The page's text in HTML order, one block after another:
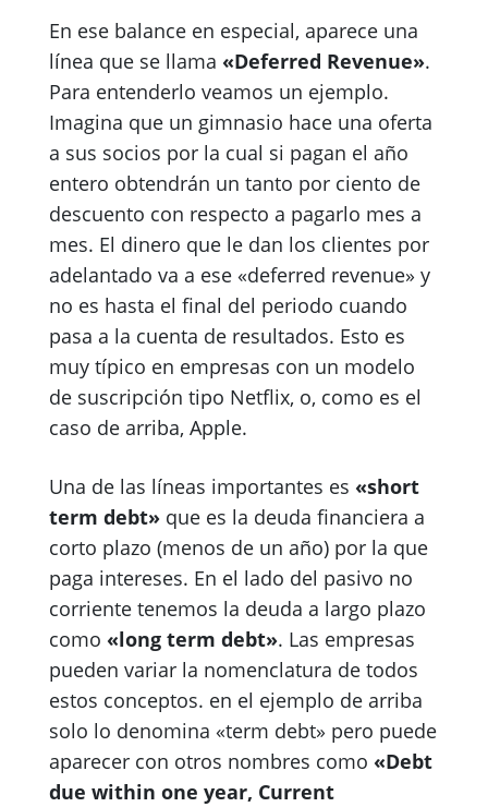
En ese balance en especial, aparece una
línea que se llama «Deferred Revenue».
Para entenderlo veamos un ejemplo.
Imagina que un gimnasio hace una oferta
a sus socios por la cual si pagan el año
entero obtendrán un tanto por ciento de
descuento con respecto a pagarlo mes a
mes. El dinero que le dan los clientes por
adelantado va a ese «deferred revenue» y
no es hasta el final del periodo cuando
pasa a la cuenta de resultados. Esto es
muy típico en empresas con un modelo
de suscripción tipo Netflix, o, como es el
caso de arriba, Apple.
Una de las líneas importantes es «short
term debt» que es la deuda financiera a
corto plazo (menos de un año) por la que
paga intereses. En el lado del pasivo no
corriente tenemos la deuda a largo plazo
como «long term debt». Las empresas
pueden variar la nomenclatura de todos
estos conceptos. en el ejemplo de arriba
solo lo denomina «term debt» pero puede
aparecer con otros nombres como «Debt
due within one year, Current